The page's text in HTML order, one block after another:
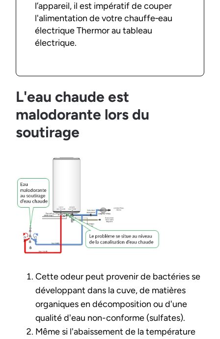
l’appareil, il est impératif de couper
l'alimentation de votre chauffe‑eau
électrique Thermor au tableau
électrique.
L'eau chaude est
malodorante lors du
soutirage
Cette odeur peut provenir de bactéries se
développant dans la cuve, de matières
organiques en décomposition ou d'une
qualité d'eau non-conforme (sulfates).
Même si l'abaissement de la température